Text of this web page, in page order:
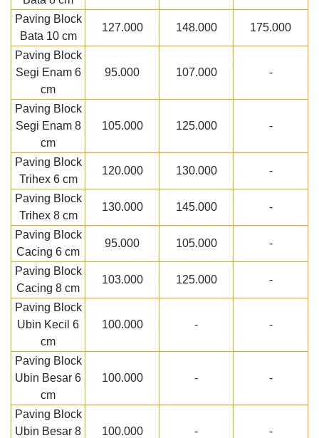
Paving Block
Bata 10 cm
127.000 148.000 175.000
Paving Block
Segi Enam 6
cm
95.000 107.000 -
Paving Block
Segi Enam 8
cm
105.000 125.000 -
Paving Block
Trihex 6 cm
120.000 130.000 -
Paving Block
Trihex 8 cm
130.000 145.000 -
Paving Block
Cacing 6 cm
95.000 105.000 -
Paving Block
Cacing 8 cm
103.000 125.000 -
Paving Block
Ubin Kecil 6
cm
100.000 - -
Paving Block
Ubin Besar 6
cm
100.000 - -
Paving Block
Ubin Besar 8
100.000 - -